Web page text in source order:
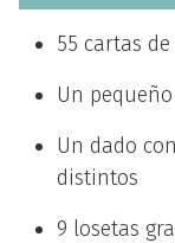
55 cartas
Un
Un dado
distintos
9 losetas